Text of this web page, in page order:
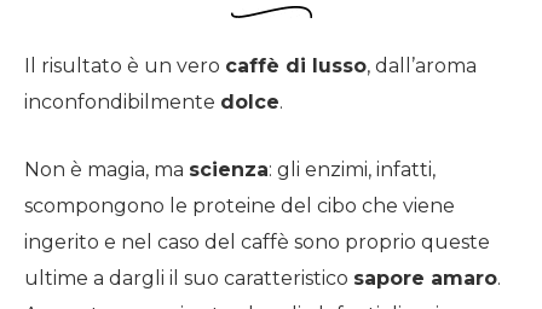
Il risultato è un vero caffè di lusso, dall’aroma
inconfondibilmente dolce.
Non è magia, ma scienza: gli enzimi, infatti,
scompongono le proteine del cibo che viene
ingerito e nel caso del caffè sono proprio queste
ultime a dargli il suo caratteristico sapore amaro.